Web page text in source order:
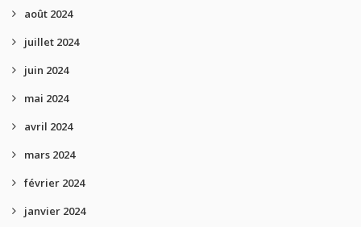
août 2024
juillet 2024
juin 2024
mai 2024
avril 2024
mars 2024
février 2024
janvier 2024